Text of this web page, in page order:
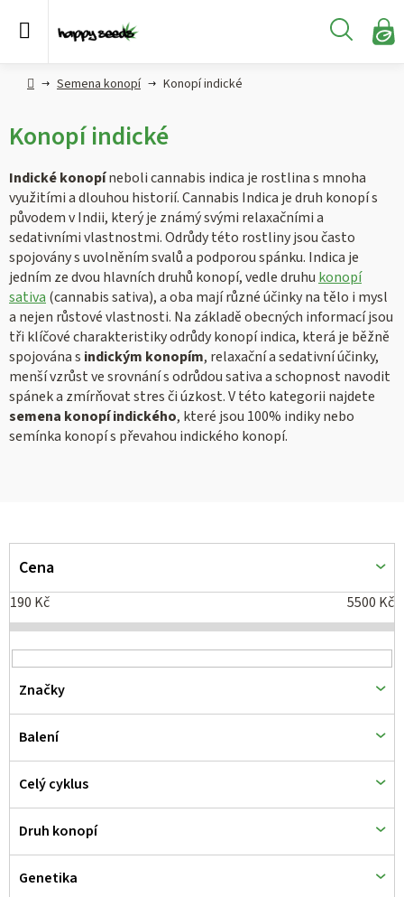
Hledat
Semena
CBD,
HHC
konopí
Konopné
produkty
Hašiš
Kratom
HlavníSemena konopí Konopí indické
Konopí indické
Indické konopíneboli cannabis indica je rostlina s mnoha
využitími a dlouhou historií. Cannabis Indica je druh konopí s
původem v Indii, který je známý svými relaxačními a
sedativními vlastnostmi. Odrůdy této rostliny jsou často
spojovány s uvolněním svalů a podporou spánku. Indica je
jedním ze dvou hlavních druhů konopí, vedle druhu konopí
sativa (cannabis sativa), a oba mají různé účinky na tělo i mysl
a nejen růstové vlastnosti. Na základě obecných informací jsou
tři klíčové charakteristiky odrůdy konopí indica, která je běžně
spojována s indickým konopím, relaxační a sedativní účinky,
menší vzrůst ve srovnání s odrůdou sativa a schopnost navodit
spánek a zmírňovat stres či úzkost. V této kategorii najdete
semena konopí indického, které jsou 100% indiky nebo
semínka konopí s převahou indického konopí.
Cena
190 Kč 5500 Kč
Značky
Balení
Celý cyklus
Druh konopí
Genetika
V
p
i
s
p
r
o
d
u
k
t
ů